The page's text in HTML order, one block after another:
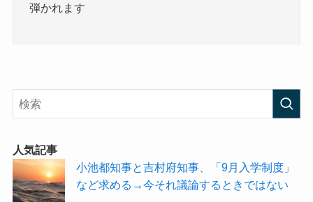
弾かれます
人気記事
小池都知事と吉村府知事、「9月入学制度」
など求める→今それ議論するときではない